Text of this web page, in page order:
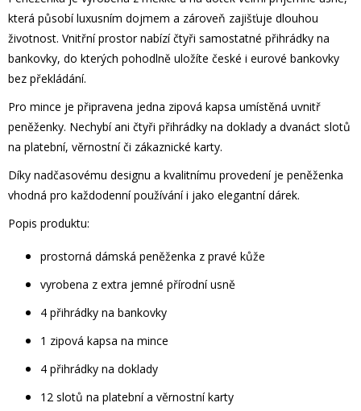
která působí luxusním dojmem a zároveň zajišťuje dlouhou
životnost. Vnitřní prostor nabízí čtyři samostatné přihrádky na
bankovky, do kterých pohodlně uložíte české i eurové bankovky
bez překládání.
Pro mince je připravena jedna zipová kapsa umístěná uvnitř
peněženky. Nechybí ani čtyři přihrádky na doklady a dvanáct slotů
na platební, věrnostní či zákaznické karty.
Díky nadčasovému designu a kvalitnímu provedení je peněženka
vhodná pro každodenní používání i jako elegantní dárek.
Popis produktu:
prostorná dámská peněženka z pravé kůže
vyrobena z extra jemné přírodní usně
4 přihrádky na bankovky
1 zipová kapsa na mince
4 přihrádky na doklady
12 slotů na platební a věrnostní karty